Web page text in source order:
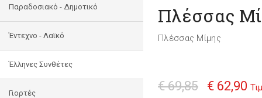
Παραδοσιακό - Δημοτικό
Έντεχνο - Λαϊκό
Έλληνες Συνθέτες
Γιορτές
Πλέσσας
Πλέσσας Μίμης
€ 69,85 € 62,90